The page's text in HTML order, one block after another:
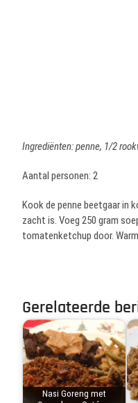
Ingrediënten: penne, 1/2
Aantal personen: 2
Kook de penne beetgaar in
zacht is. Voeg 250 gram
tomatenketchup door.
Gerelateerde
Nasi Goreng met